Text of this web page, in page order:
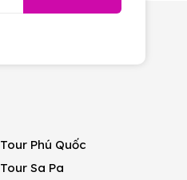
Tour Phú Quốc
Tour Sa Pa